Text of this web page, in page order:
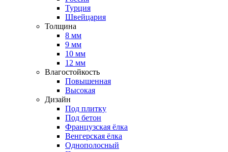
Турция
Швейцария
Толщина
8 мм
9 мм
10 мм
12 мм
Влагостойкость
Повышенная
Высокая
Дизайн
Под плитку
Под бетон
Французская ёлка
Венгерская ёлка
Однополосный